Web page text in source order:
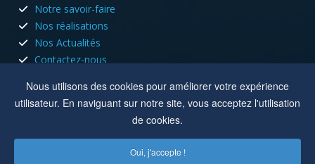
Nous utilisons des cookies pour améliorer votre expérience
utilisateur. En naviguant sur notre site, vous acceptez l'utilisation
de cookies.
Oui, j'accepte !
Notre savoir-faire
Nos réalisations
Nos Actualités
Contactez-nous
HORAIRES D'OUVERTURE
Nous sommes ouvert tous les jours du lundi au vendredi aux
8h à 12h - 13h30 à 17h30